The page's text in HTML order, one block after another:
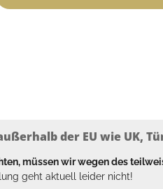
der EU wie UK,
müssen wir wegen des
geht aktuell leider nicht!